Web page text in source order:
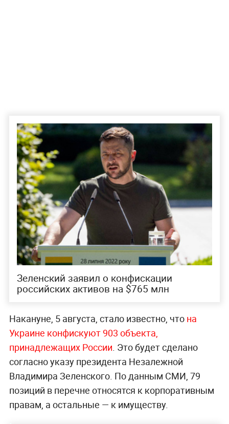
Зеленский заявил о конфискации
российских активов на $765 млн
Накануне, 5 августа, стало известно, что на
Украине конфискуют 903 объекта,
принадлежащих России. Это будет сделано
согласно указу президента Незалежной
Владимира Зеленского. По данным СМИ, 79
позиций в перечне относятся к корпоративным
правам, а остальные — к имуществу.